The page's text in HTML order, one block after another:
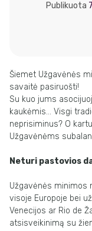
Publikuota
Šiemet Užgavėnės
savaitė pasiruošti!
Su kuo jums
kaukėmis… Visgi
neprisiminus? O
Užgavėnėms
Neturi pastovios
Užgavėnės minimos
visoje Europoje bei už
Venecijos ar Rio de
atsisveikinimą su